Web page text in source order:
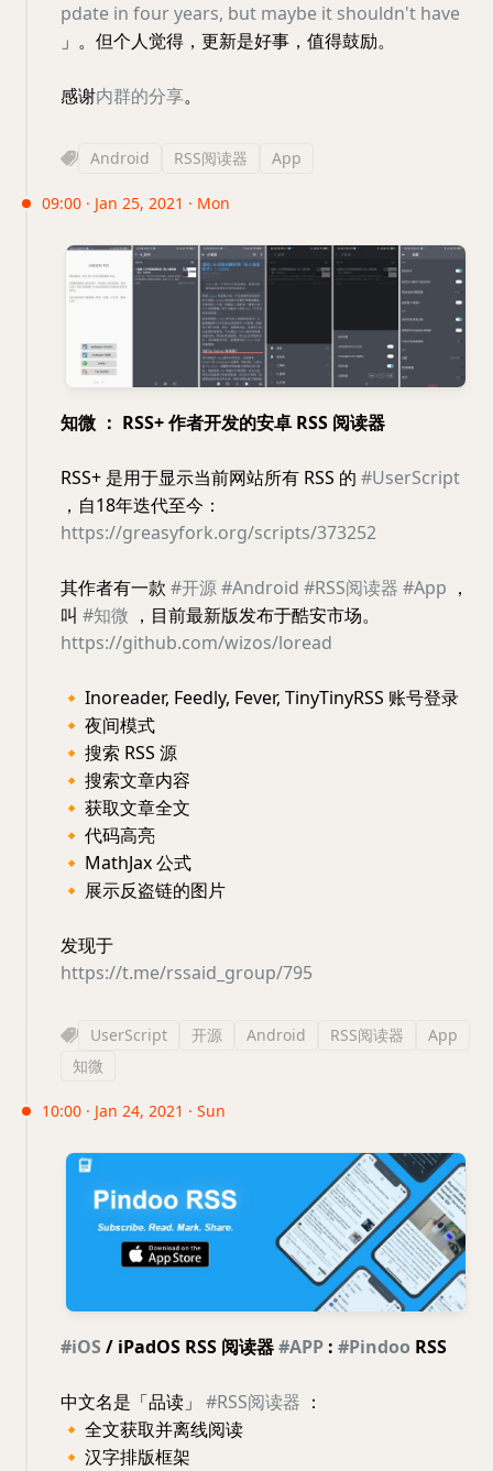
pdate in four years, but maybe it shouldn't have
」。但个人觉得，更新是好事，值得鼓励。
感谢内群的分享。
Android RSS阅读器 App
09:00 · Jan 25, 2021 · Mon
知微 ： RSS+ 作者开发的安卓 RSS 阅读器
RSS+ 是用于显示当前网站所有 RSS 的 #UserScript
，自18年迭代至今：
https://greasyfork.org/scripts/373252
其作者有一款 #开源#Android #RSS阅读器 #App ，
叫 #知微 ，目前最新版发布于酷安市场。
https://github.com/wizos/loread
🔸 Inoreader, Feedly, Fever, TinyTinyRSS 账号登录
🔸 夜间模式
🔸 搜索 RSS 源
🔸 搜索文章内容
🔸 获取文章全文
🔸 代码高亮
🔸 MathJax 公式
🔸 展示反盗链的图片
发现于
https://t.me/rssaid_group/795
UserScript 开源 Android RSS阅读器
App
知微
10:00 · Jan 24, 2021 · Sun
#iOS / iPadOS RSS 阅读器#APP : #Pindoo RSS
中文名是「品读」 #RSS阅读器 ：
🔸 全文获取并离线阅读
🔸 汉字排版框架